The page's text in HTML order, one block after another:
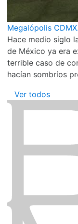
Megalópolis
Hace medio siglo
de México ya era
terrible caso de
hacían sombríos
Ver todos